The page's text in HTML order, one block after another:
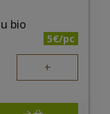
bio
5€/pc
+